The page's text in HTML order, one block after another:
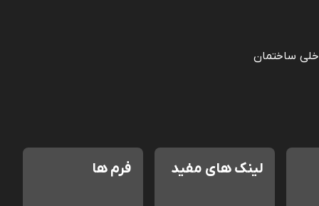
ساختمان
لینک های مفید فرم ها